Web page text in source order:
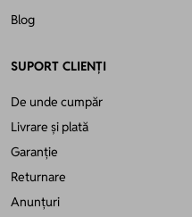
Blog
SUPORT CLIENȚI
De unde cumpăr
Livrare și plată
Garanție
Returnare
Anunțuri